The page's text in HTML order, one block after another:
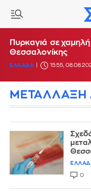
Πυρκαγιά σε
Θεσσαλονίκης
ΕΛΛΑΔΑ 15:55,
ΜΕΤΑΛΛΑΞΗ
0